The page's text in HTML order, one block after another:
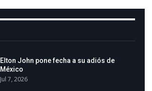
Elton John pone fecha a su adiós de
México
Jul 7, 2026